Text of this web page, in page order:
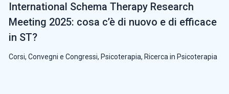
International Schema Therapy Research
Meeting 2025: cosa c’è di nuovo e di efficace
in ST?
Corsi, Convegni e Congressi, Psicoterapia, Ricerca in Psicoterapia